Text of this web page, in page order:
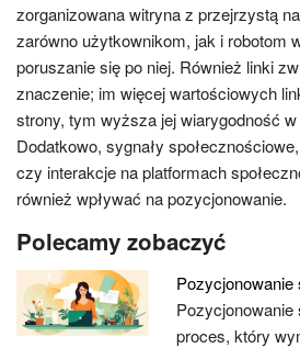
zorganizowana witryna z przejrzystą
zarówno użytkownikom, jak i robotom
poruszanie się po niej. Również linki
znaczenie; im więcej wartościowych
strony, tym wyższa jej wiarygodność
Dodatkowo, sygnały
czy interakcje na platformach
również wpływać na pozycjonowanie.
Polecamy zobaczyć
proces, który